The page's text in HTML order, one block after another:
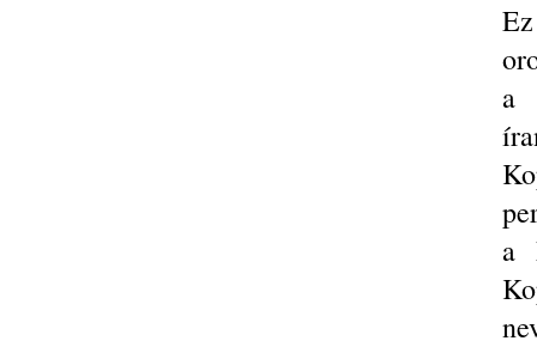
a
a